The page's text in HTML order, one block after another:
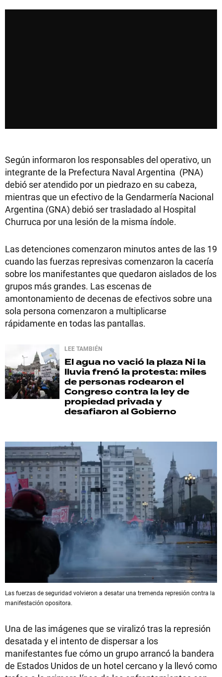
Según informaron los responsables del operativo, un
integrante de la Prefectura Naval Argentina (PNA)
debió ser atendido por un piedrazo en su cabeza,
mientras que un efectivo de la Gendarmería Nacional
Argentina (GNA) debió ser trasladado al Hospital
Churruca por una lesión de la misma índole.
Las detenciones comenzaron minutos antes de las 19
cuando las fuerzas represivas comenzaron la cacería
sobre los manifestantes que quedaron aislados de los
grupos más grandes. Las escenas de
amontonamiento de decenas de efectivos sobre una
sola persona comenzaron a multiplicarse
rápidamente en todas las pantallas.
LEE TAMBIÉN
El agua no vació la plaza Ni la
lluvia frenó la protesta: miles
de personas rodearon el
Congreso contra la ley de
propiedad privada y
desafiaron al Gobierno
Las fuerzas de seguridad volvieron a desatar una tremenda represión contra la
manifestación opositora.
Una de las imágenes que se viralizó tras la represión
desatada y el intento de dispersar a los
manifestantes fue cómo un grupo arrancó la bandera
de Estados Unidos de un hotel cercano y la llevó como